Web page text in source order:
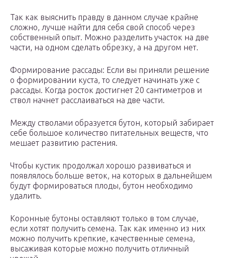
Так как выяснить правду в данном случае крайне
сложно, лучше найти для себя свой способ через
собственный опыт. Можно разделить участок на две
части, на одном сделать обрезку, а на другом нет.
Формирование рассады: Если вы приняли решение
о формировании куста, то следует начинать уже с
рассады. Когда росток достигнет 20 сантиметров и
ствол начнет расслаиваться на две части.
Между стволами образуется бутон, который забирает
себе большое количество питательных веществ, что
мешает развитию растения.
Чтобы кустик продолжал хорошо развиваться и
появлялось больше веток, на которых в дальнейшем
будут формироваться плоды, бутон необходимо
удалить.
Коронные бутоны оставляют только в том случае,
если хотят получить семена. Так как именно из них
можно получить крепкие, качественные семена,
высаживая которые можно получить отличный